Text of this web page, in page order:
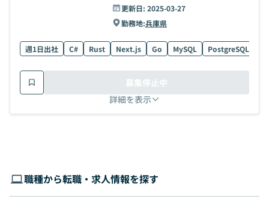
更新日: 2025-03-27
勤務地:兵庫県
週1日出社 C# Rust Next.js Go MySQL PostgreSQL
詳細を表示
募集停止中
職種から転職・求人情報を探す